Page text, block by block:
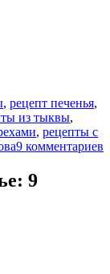
, рецепт печенья,
из тыквы,
, рецепты с
9 комментариев
: 9